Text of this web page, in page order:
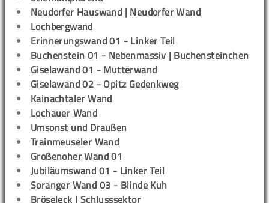
Neudorfer Hauswand | Neudorfer Wand
Lochbergwand
Erinnerungswand 01 - Linker Teil
Buchenstein 01 - Nebenmassiv | Buchensteinchen
Giselawand 01 - Mutterwand
Giselawand 02 - Opitz Gedenkweg
Kainachtaler Wand
Lochauer Wand
Umsonst und Draußen
Trainmeuseler Wand
Großenoher Wand 01
Jubiläumswand 01 - Linker Teil
Soranger Wand 03 - Blinde Kuh
Bröseleck | Schlusssektor